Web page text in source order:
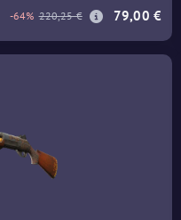
-64% 220,25 € 79,00 €